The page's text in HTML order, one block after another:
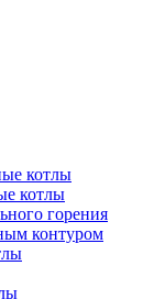
котлы
котлы
горения
контуром